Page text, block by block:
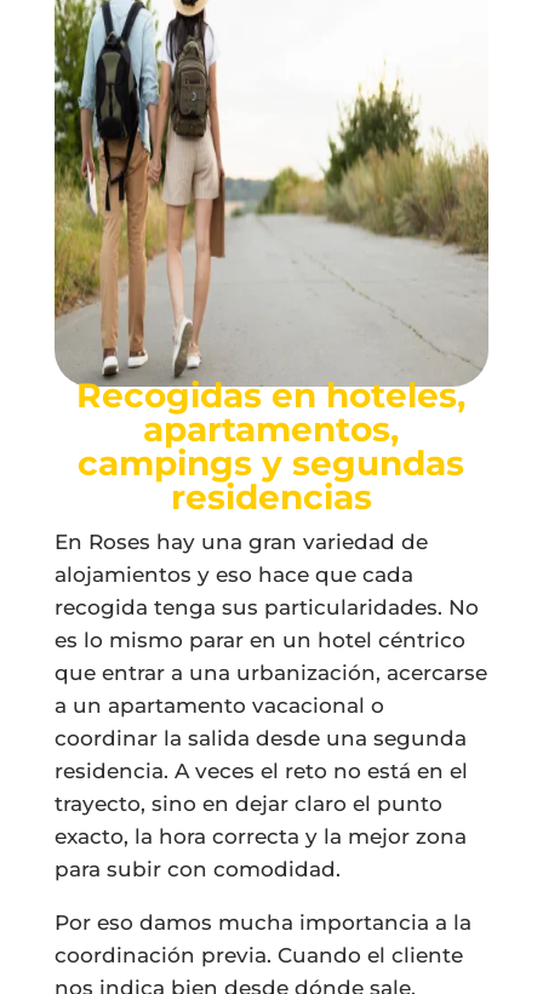
Recogidas en hoteles,
apartamentos,
campings y segundas
residencias
En Roses hay una gran variedad de
alojamientos y eso hace que cada
recogida tenga sus particularidades. No
es lo mismo parar en un hotel céntrico
que entrar a una urbanización, acercarse
a un apartamento vacacional o
coordinar la salida desde una segunda
residencia. A veces el reto no está en el
trayecto, sino en dejar claro el punto
exacto, la hora correcta y la mejor zona
para subir con comodidad.
Por eso damos mucha importancia a la
coordinación previa. Cuando el cliente
nos indica bien desde dónde sale,